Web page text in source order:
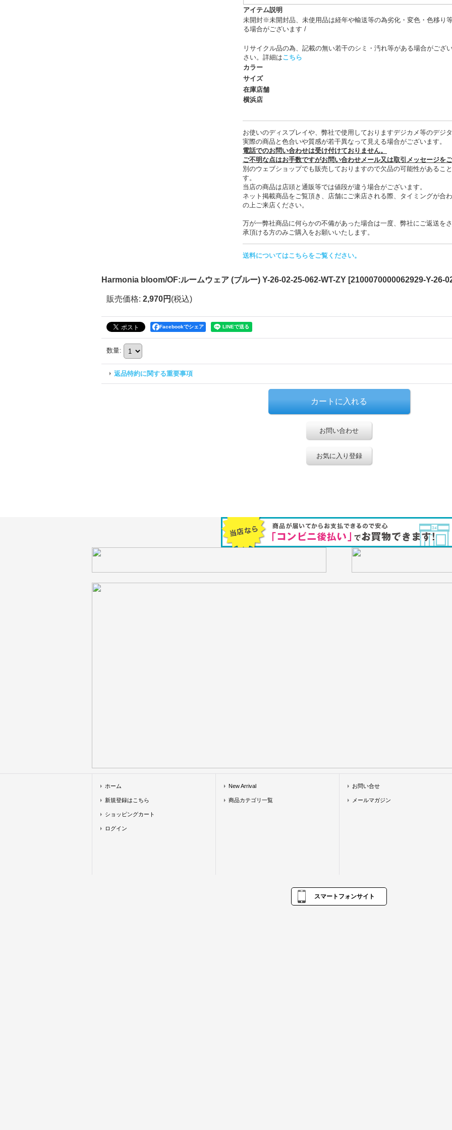
アイテム説明
未開封※未開封品、未使用品は経年や輸送等の為劣化・変色・色移り
る場合がございます /
リサイクル品の為、記載の無い若干のシミ・汚れ等がある場合がござ
さい。詳細はこちら
カラー
サイズ
在庫店舗
横浜店
お使いのディスプレイや、弊社で使用しておりますデジカメ等のデジ
実際の商品と色合いや質感が若干異なって見える場合がございます。
電話でのお問い合わせは受け付けておりません。
ご不明な点はお手数ですがお問い合わせメール又は取引メッセージをご
別のウェブショップでも販売しておりますので欠品の可能性があるこ
す。
当店の商品は店頭と通販等では値段が違う場合がございます。
ネット掲載商品をご覧頂き、店舗にご来店される際、タイミングが合
の上ご来店ください。
万が一弊社商品に何らかの不備があった場合は一度、弊社にご返送を
承頂ける方のみご購入をお願いいたします。
送料についてはこちらをご覧ください。
Harmonia bloom/OF:ルームウェア (ブルー) Y-26-02-25-062-WT-ZY [2100070000062929-Y-26-
販売価格: 2,970円 (税込)
Facebookでシェア
数量:
返品特約に関する重要事項
お問い合わせ
お気に入り登録
ホーム
新規登録はこちら
ショッピングカート
ログイン
New Arrival
商品カテゴリ一覧
お問い合せ
メールマガジン
スマートフォンサイト